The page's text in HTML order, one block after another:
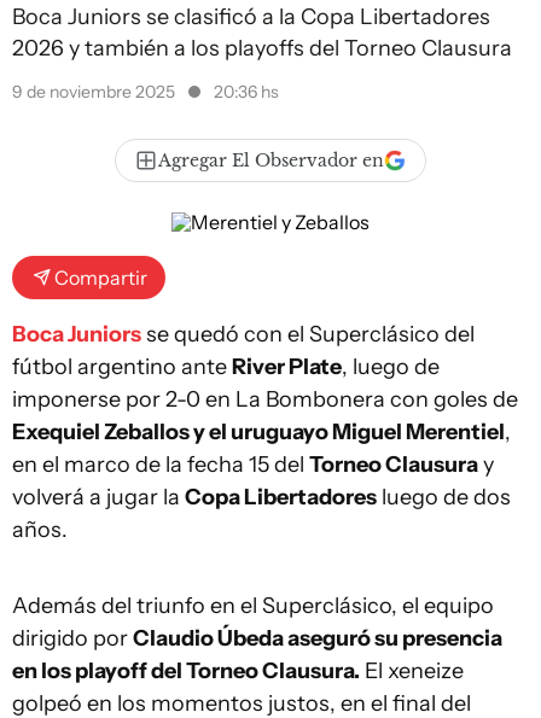
Boca Juniors se clasificó a la Copa Libertadores
2026 y también a los playoffs del Torneo Clausura
9 de noviembre 2025 20:36 hs
Agregar El Observador en
Compartir
Boca Juniorsse quedó con el Superclásico del
fútbol argentino anteRiver Plate, luego de
imponerse por 2-0 en La Bombonera con goles de
Exequiel Zeballos y el uruguayo Miguel Merentiel,
en el marco de la fecha 15 del Torneo Clausuray
volverá a jugar la Copa Libertadores luego de dos
años.
Además del triunfo en el Superclásico, el equipo
dirigido porClaudio Úbeda aseguró su presencia
en los playoff del Torneo Clausura. El xeneize
golpeó en los momentos justos, en el final del